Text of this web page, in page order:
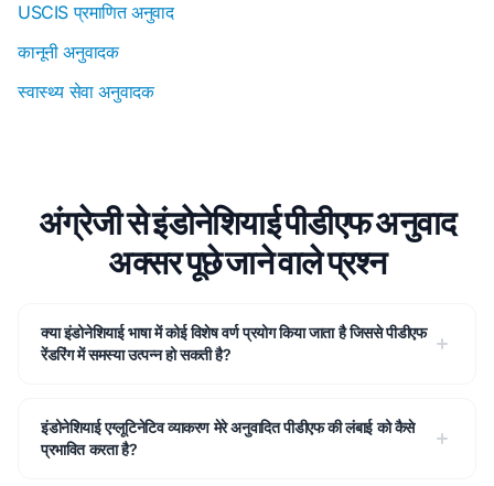
USCIS प्रमाणित अनुवाद
कानूनी अनुवादक
स्वास्थ्य सेवा अनुवादक
अंग्रेजी से इंडोनेशियाई पीडीएफ अनुवाद
अक्सर पूछे जाने वाले प्रश्न
क्या इंडोनेशियाई भाषा में कोई विशेष वर्ण प्रयोग किया जाता है जिससे पीडीएफ
रेंडरिंग में समस्या उत्पन्न हो सकती है?
इंडोनेशियाई एग्लूटिनेटिव व्याकरण मेरे अनुवादित पीडीएफ की लंबाई को कैसे
प्रभावित करता है?